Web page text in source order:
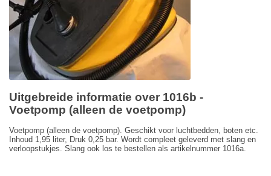
Uitgebreide informatie over 1016b -
Voetpomp (alleen de voetpomp)
Voetpomp (alleen de voetpomp). Geschikt voor luchtbedden, boten etc.
Inhoud 1,95 liter, Druk 0,25 bar. Wordt compleet geleverd met slang en
verloopstukjes. Slang ook los te bestellen als artikelnummer 1016a.